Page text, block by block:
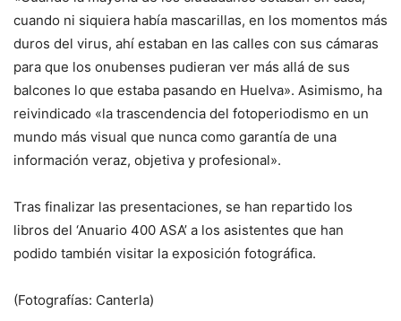
cuando ni siquiera había mascarillas, en los momentos más
duros del virus, ahí estaban en las calles con sus cámaras
para que los onubenses pudieran ver más allá de sus
balcones lo que estaba pasando en Huelva». Asimismo, ha
reivindicado «la trascendencia del fotoperiodismo en un
mundo más visual que nunca como garantía de una
información veraz, objetiva y profesional».
Tras finalizar las presentaciones, se han repartido los
libros del ‘Anuario 400 ASA’ a los asistentes que han
podido también visitar la exposición fotográfica.
(Fotografías: Canterla)